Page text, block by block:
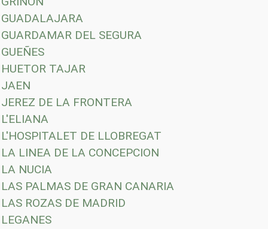
GUADALAJARA
GUARDAMAR DEL SEGURA
GUEÑES
HUETOR TAJAR
JAEN
JEREZ DE LA FRONTERA
L'ELIANA
L'HOSPITALET DE LLOBREGAT
LA LINEA DE LA CONCEPCION
LA NUCIA
LAS PALMAS DE GRAN CANARIA
LAS ROZAS DE MADRID
LEGANES